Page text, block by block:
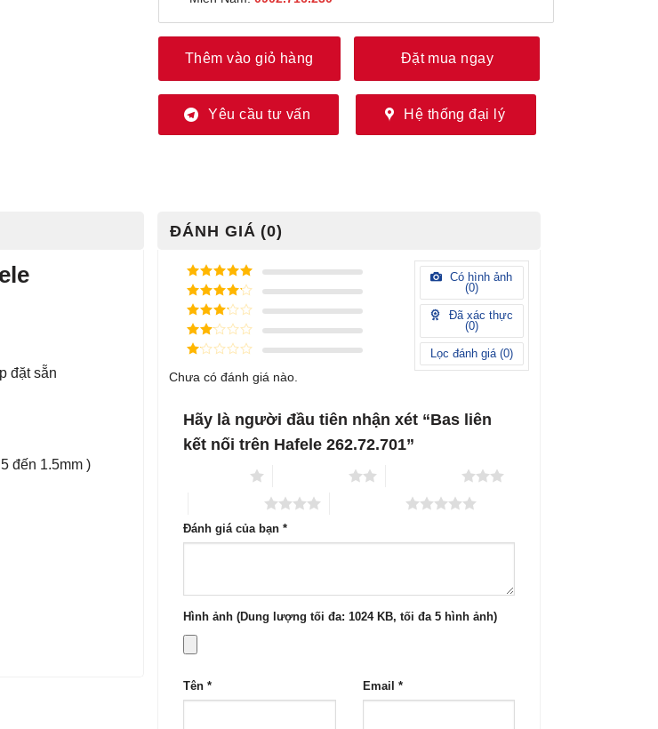
Thêm vào giỏ hàng Đặt mua ngay
Yêu cầu tư vấn Hệ thống đại lý
đặt sẵn
đến 1.5mm )
ĐÁNH GIÁ (0)
Được xếp
hạng
5
5
sao
Được xếp
hạng
4
5
sao
Được
xếp
hạng3
Được
hạng
2 5
xếp
5
Có hình ảnh
(0)
Đã xác thực
(0)
Lọc đánh giá (0)
Chưa có đánh giá nào.
Hãy là người đầu tiên nhận xét “Bas liên
kết nối trên Hafele 262.72.701”
Đánh giá của bạn*
Hình ảnh (Dung lượng tối đa: 1024 KB, tối đa 5 hình ảnh)
Tên* Email *